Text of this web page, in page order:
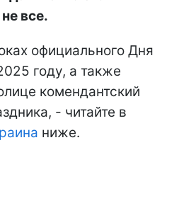
все.
официального Дня
году, а также
комендантский
- читайте в
ниже.